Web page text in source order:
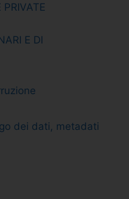
E DI
dei dati, metadati